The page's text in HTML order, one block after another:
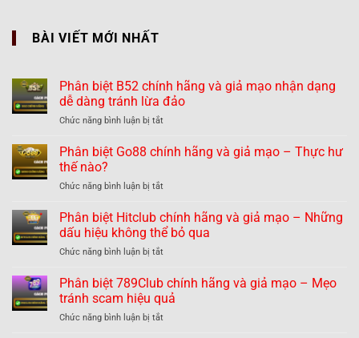
BÀI VIẾT MỚI NHẤT
Phân biệt B52 chính hãng và giả mạo nhận dạng
dễ dàng tránh lừa đảo
Chức năng bình luận bị tắt
biệt
hãng
giả
mạo
dạng
dàng
tránh
Phân biệt Go88 chính hãng và giả mạo – Thực hư
thế nào?
Chức năng bình luận bị tắt
biệt
Go88
chính
hãng
giả
mạo
Thực
Phân biệt Hitclub chính hãng và giả mạo – Những
dấu hiệu không thể bỏ qua
Chức năng bình luận bị tắt
biệt
Hitclub
chính
hãng
Phân biệt 789Club chính hãng và giả mạo – Mẹo
tránh scam hiệu quả
Chức năng bình luận bị tắt